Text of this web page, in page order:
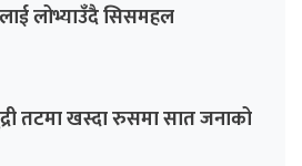
लोभ्याउँदै सिसमहल
तटमा खस्दा रुसमा सात जनाको